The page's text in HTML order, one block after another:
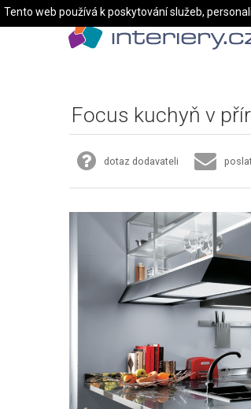
Focus kuchyň v
dotaz dodavateli
Tento web používá k poskytování služeb,